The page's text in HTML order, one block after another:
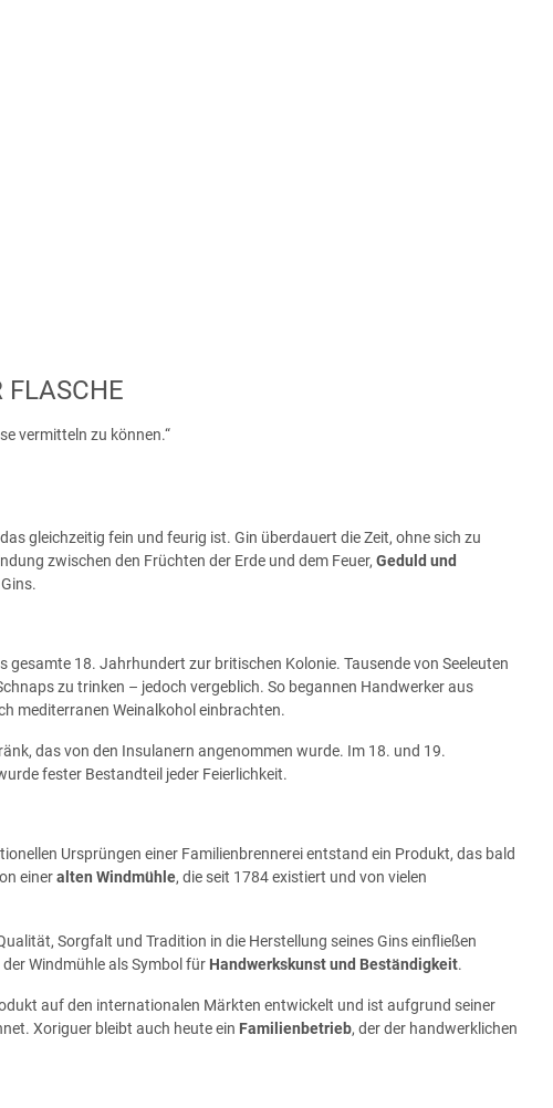
FLASCHE
vermitteln zu können.“
gleichzeitig fein und feurig ist. Gin überdauert die Zeit, ohne sich zu
zwischen den Früchten der Erde und dem Feuer, Geduld und
18. Jahrhundert zur britischen Kolonie. Tausende von Seeleuten
zu trinken – jedoch vergeblich. So begannen Handwerker aus
mediterranen Weinalkohol einbrachten.
das von den Insulanern angenommen wurde. Im 18. und 19.
fester Bestandteil jeder Feierlichkeit.
Ursprüngen einer Familienbrennerei entstand ein Produkt, das bald
eineralten Windmühle, die seit 1784 existiert und von vielen
Sorgfalt und Tradition in die Herstellung seines Gins einfließen
Windmühle als Symbol für Handwerkskunst und Beständigkeit.
auf den internationalen Märkten entwickelt und ist aufgrund seiner
Xoriguer bleibt auch heute ein Familienbetrieb, der der handwerklichen